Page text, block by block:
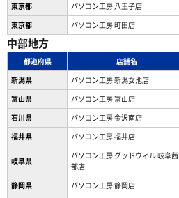
東京都
パソコン工房 八王子店
東京都
パソコン工房 町田店
中部地方
都道府県 店舗名
新潟県
パソコン工房 新潟女池店
富山県
パソコン工房 富山店
石川県
パソコン工房 金沢南店
福井県
パソコン工房 福井店
岐阜県
パソコン工房 グッドウィル 岐阜茜
部店
静岡県 パソコン工房 静岡店